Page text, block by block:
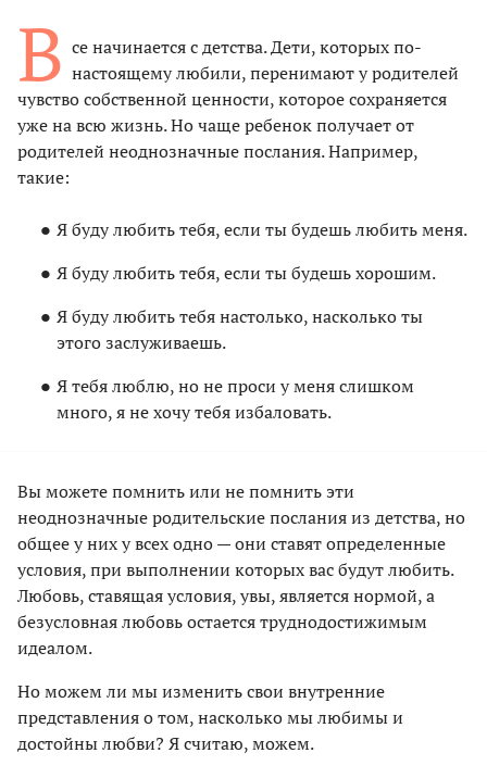
В се начинается с детства. Дети, которых по-
настоящему любили, перенимают у родителей
чувство собственной ценности, которое сохраняется
уже на всю жизнь. Но чаще ребенок получает от
родителей неоднозначные послания. Например,
такие:
Я буду любить тебя, если ты будешь любить меня.
Я буду любить тебя, если ты будешь хорошим.
Я буду любить тебя настолько, насколько ты
этого заслуживаешь.
Я тебя люблю, но не проси у меня слишком
много, я не хочу тебя избаловать.
Вы можете помнить или не помнить эти
неоднозначные родительские послания из детства, но
общее у них у всех одно — они ставят определенные
условия, при выполнении которых вас будут любить.
Любовь, ставящая условия, увы, является нормой, а
безусловная любовь остается труднодостижимым
идеалом.
Но можем ли мы изменить свои внутренние
представления о том, насколько мы любимы и
достойны любви? Я считаю, можем.